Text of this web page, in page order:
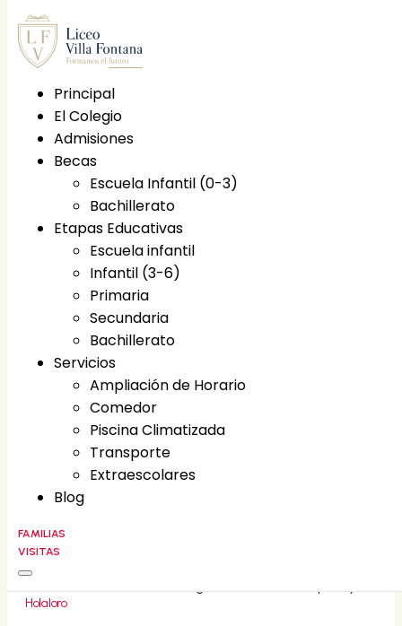
Principal
El Colegio
Etapas educativas
Escuela infantil
Infantil (3-6)
Primaria
Secundaria
Bachillerato
Becas
Escuela Infantil (0-3)
Bachillerato
Servicios
Ampliación de Horario
Comedor
Piscina Climatizada
Transporte
Extraescolares
Blog
FAMILIAS
Holaloro
Principal
El Colegio
Admisiones
Becas
Escuela Infantil (0-3)
Bachillerato
Etapas Educativas
Escuela infantil
Infantil (3-6)
Primaria
Secundaria
Bachillerato
Servicios
Ampliación de Horario
Comedor
Piscina Climatizada
Transporte
Extraescolares
Blog
FAMILIAS
VISITAS